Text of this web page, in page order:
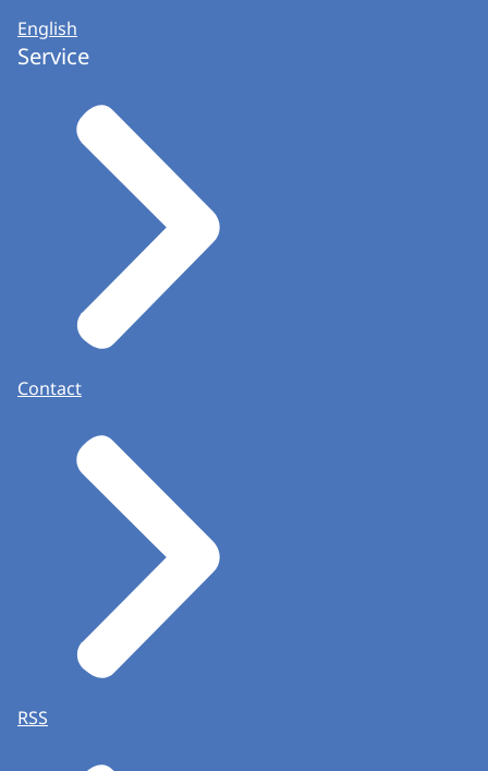
English
Service
Contact
RSS